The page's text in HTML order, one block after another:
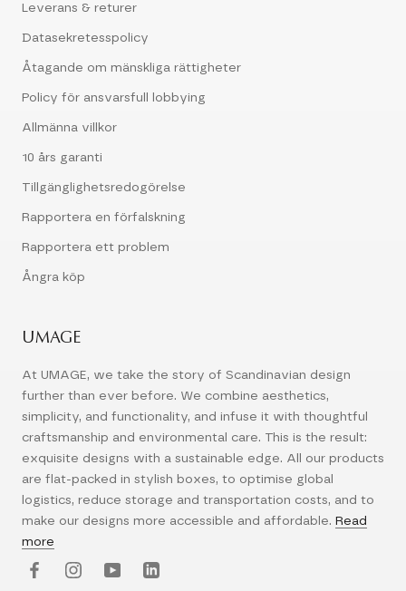
Leverans & returer
Datasekretesspolicy
Åtagande om mänskliga rättigheter
Policy för ansvarsfull lobbying
Allmänna villkor
10 års garanti
Tillgänglighetsredogörelse
Rapportera en förfalskning
Rapportera ett problem
Ångra köp
UMAGE
At UMAGE, we take the story of Scandinavian design
further than ever before. We combine aesthetics,
simplicity, and functionality, and infuse it with thoughtful
craftsmanship and environmental care. This is the result:
exquisite designs with a sustainable edge. All our products
are flat-packed in stylish boxes, to optimise global
logistics, reduce storage and transportation costs, and to
make our designs more accessible and affordable. Read
more